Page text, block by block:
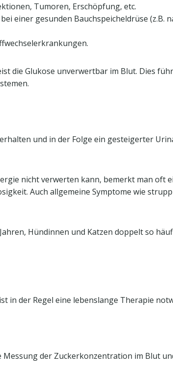
Tumoren, Erschöpfung, etc.
einer gesunden Bauchspeicheldrüse
die Glukose unverwertbar im Blut. Dies
und in der Folge ein gesteigerter
nicht verwerten kann, bemerkt man oft
Auch allgemeine Symptome wie
Hündinnen und Katzen doppelt so
in der Regel eine lebenslange Therapie
der Zuckerkonzentration im Blut